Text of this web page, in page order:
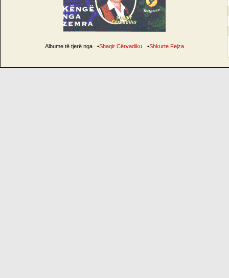
Albume të tjerë nga •Shaqir Cërvadiku •Shkurte Fejza